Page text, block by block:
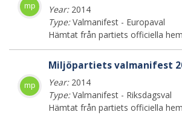
mp Year:2014
Type:Valmanifest - Europaval
Hämtat från partiets officiella
mp
Miljöpartiets valmanifest
Year:2014
Type:Valmanifest - Riksdagsval
Hämtat från partiets officiella